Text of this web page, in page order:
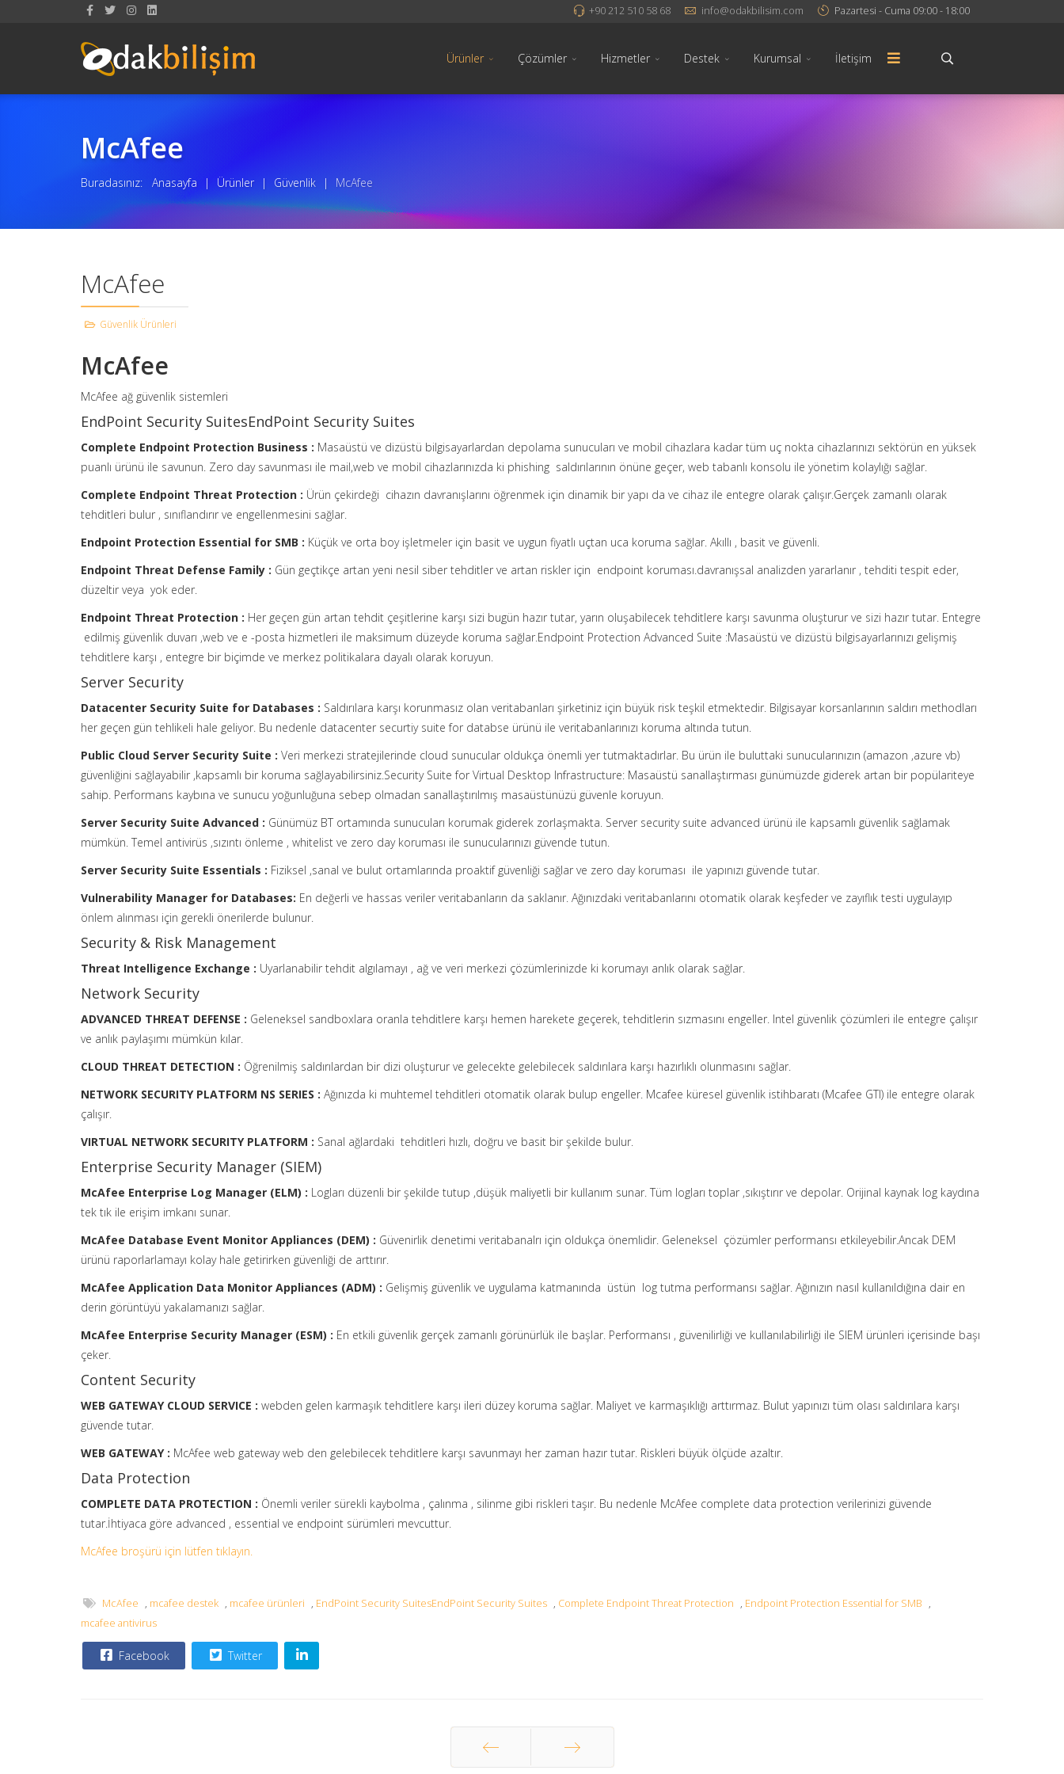
+90 212 510 58 68 info@odakbilisim.com Pazartesi - Cuma 09:00 - 18:00
Ürünler Çözümler Hizmetler Destek Kurumsal İletişim
McAfee
Buradasınız: Anasayfa | Ürünler | Güvenlik | McAfee
McAfee
Güvenlik Ürünleri
McAfee
McAfee ağ güvenlik sistemleri
EndPoint Security SuitesEndPoint Security Suites
Complete Endpoint Protection Business : Masaüstü ve dizüstü bilgisayarlardan depolama sunucuları ve mobil cihazlara kadar tüm uç nokta cihazlarınızı sektörün en yüksek
puanlı ürünü ile savunun. Zero day savunması ile mail,web ve mobil cihazlarınızda ki phishing saldırılarının önüne geçer, web tabanlı konsolu ile yönetim kolaylığı sağlar.
Complete Endpoint Threat Protection : Ürün çekirdeği cihazın davranışlarını öğrenmek için dinamik bir yapı da ve cihaz ile entegre olarak çalışır.Gerçek zamanlı olarak
tehditleri bulur , sınıflandırır ve engellenmesini sağlar.
Endpoint Protection Essential for SMB : Küçük ve orta boy işletmeler için basit ve uygun fiyatlı uçtan uca koruma sağlar. Akıllı , basit ve güvenli.
Endpoint Threat Defense Family : Gün geçtikçe artan yeni nesil siber tehditler ve artan riskler için endpoint koruması.davranışsal analizden yararlanır , tehditi tespit eder,
düzeltir veya yok eder.
Endpoint Threat Protection : Her geçen gün artan tehdit çeşitlerine karşı sizi bugün hazır tutar, yarın oluşabilecek tehditlere karşı savunma oluşturur ve sizi hazır tutar. Entegre
edilmiş güvenlik duvarı ,web ve e -posta hizmetleri ile maksimum düzeyde koruma sağlar.Endpoint Protection Advanced Suite :Masaüstü ve dizüstü bilgisayarlarınızı gelişmiş
tehditlere karşı , entegre bir biçimde ve merkez politikalara dayalı olarak koruyun.
Server Security
Datacenter Security Suite for Databases : Saldırılara karşı korunmasız olan veritabanları şirketiniz için büyük risk teşkil etmektedir. Bilgisayar korsanlarının saldırı methodları
her geçen gün tehlikeli hale geliyor. Bu nedenle datacenter securtiy suite for databse ürünü ile veritabanlarınızı koruma altında tutun.
Public Cloud Server Security Suite : Veri merkezi stratejilerinde cloud sunucular oldukça önemli yer tutmaktadırlar. Bu ürün ile buluttaki sunucularınızın (amazon ,azure vb)
güvenliğini sağlayabilir ,kapsamlı bir koruma sağlayabilirsiniz.Security Suite for Virtual Desktop Infrastructure: Masaüstü sanallaştırması günümüzde giderek artan bir popülariteye
sahip. Performans kaybına ve sunucu yoğunluğuna sebep olmadan sanallaştırılmış masaüstünüzü güvenle koruyun.
Server Security Suite Advanced : Günümüz BT ortamında sunucuları korumak giderek zorlaşmakta. Server security suite advanced ürünü ile kapsamlı güvenlik sağlamak
mümkün. Temel antivirüs ,sızıntı önleme , whitelist ve zero day koruması ile sunucularınızı güvende tutun.
Server Security Suite Essentials : Fiziksel ,sanal ve bulut ortamlarında proaktif güvenliği sağlar ve zero day koruması ile yapınızı güvende tutar.
Vulnerability Manager for Databases: En değerli ve hassas veriler veritabanların da saklanır. Ağınızdaki veritabanlarını otomatik olarak keşfeder ve zayıflık testi uygulayıp
önlem alınması için gerekli önerilerde bulunur.
Security & Risk Management
Threat Intelligence Exchange : Uyarlanabilir tehdit algılamayı , ağ ve veri merkezi çözümlerinizde ki korumayı anlık olarak sağlar.
Network Security
ADVANCED THREAT DEFENSE : Geleneksel sandboxlara oranla tehditlere karşı hemen harekete geçerek, tehditlerin sızmasını engeller. Intel güvenlik çözümleri ile entegre çalışır
ve anlık paylaşımı mümkün kılar.
CLOUD THREAT DETECTION : Öğrenilmiş saldırılardan bir dizi oluşturur ve gelecekte gelebilecek saldırılara karşı hazırlıklı olunmasını sağlar.
NETWORK SECURITY PLATFORM NS SERIES : Ağınızda ki muhtemel tehditleri otomatik olarak bulup engeller. Mcafee küresel güvenlik istihbaratı (Mcafee GTI) ile entegre olarak
çalışır.
VIRTUAL NETWORK SECURITY PLATFORM : Sanal ağlardaki tehditleri hızlı, doğru ve basit bir şekilde bulur.
Enterprise Security Manager (SIEM)
McAfee Enterprise Log Manager (ELM) : Logları düzenli bir şekilde tutup ,düşük maliyetli bir kullanım sunar. Tüm logları toplar ,sıkıştırır ve depolar. Orijinal kaynak log kaydına
tek tık ile erişim imkanı sunar.
McAfee Database Event Monitor Appliances (DEM) : Güvenirlik denetimi veritabanalrı için oldukça önemlidir. Geleneksel çözümler performansı etkileyebilir.Ancak DEM
ürünü raporlarlamayı kolay hale getirirken güvenliği de arttırır.
McAfee Application Data Monitor Appliances (ADM) : Gelişmiş güvenlik ve uygulama katmanında üstün log tutma performansı sağlar. Ağınızın nasıl kullanıldığına dair en
derin görüntüyü yakalamanızı sağlar.
McAfee Enterprise Security Manager (ESM) : En etkili güvenlik gerçek zamanlı görünürlük ile başlar. Performansı , güvenilirliği ve kullanılabilirliği ile SIEM ürünleri içerisinde başı
çeker.
Content Security
WEB GATEWAY CLOUD SERVICE : webden gelen karmaşık tehditlere karşı ileri düzey koruma sağlar. Maliyet ve karmaşıklığı arttırmaz. Bulut yapınızı tüm olası saldırılara karşı
güvende tutar.
WEB GATEWAY : McAfee web gateway web den gelebilecek tehditlere karşı savunmayı her zaman hazır tutar. Riskleri büyük ölçüde azaltır.
Data Protection
COMPLETE DATA PROTECTION : Önemli veriler sürekli kaybolma , çalınma , silinme gibi riskleri taşır. Bu nedenle McAfee complete data protection verilerinizi güvende
tutar.İhtiyaca göre advanced , essential ve endpoint sürümleri mevcuttur.
McAfee broşürü için lütfen tıklayın.
McAfee , mcafee destek , mcafee ürünleri , EndPoint Security SuitesEndPoint Security Suites , Complete Endpoint Threat Protection , Endpoint Protection Essential for SMB ,
mcafee antivirus
Facebook Twitter